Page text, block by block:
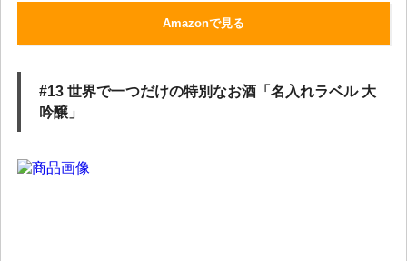
Amazonで見る
#13 世界で一つだけの特別なお酒「名入れラベル 大
吟醸」